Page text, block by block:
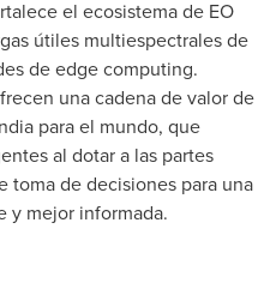
el ecosistema de EO
útiles multiespectrales de
de edge computing.
una cadena de valor de
para el mundo, que
al dotar a las partes
toma de decisiones para una
y mejor informada.